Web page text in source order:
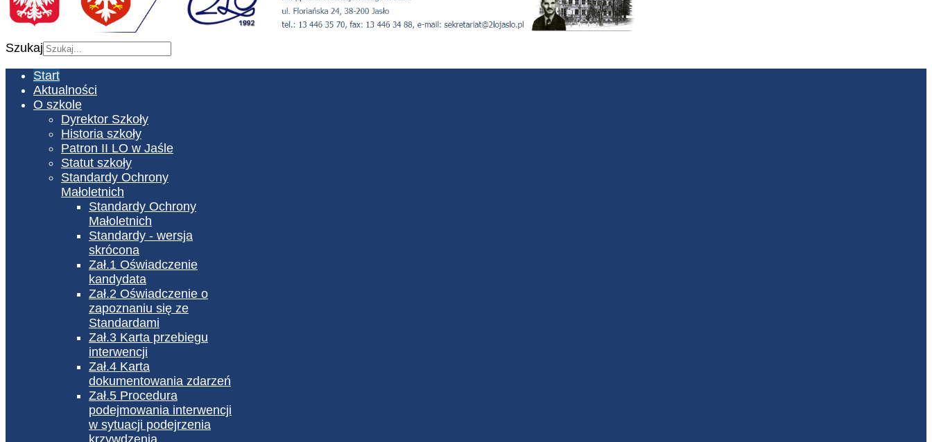
Szukaj
Start
Aktualności
O szkole
Dyrektor Szkoły
Historia szkoły
Patron II LO w Jaśle
Statut szkoły
Standardy Ochrony
Małoletnich
Standardy Ochrony
Małoletnich
Standardy - wersja
skrócona
Zał.1 Oświadczenie
kandydata
Zał.2 Oświadczenie o
zapoznaniu się ze
Standardami
Zał.3 Karta przebiegu
interwencji
Zał.4 Karta
dokumentowania zdarzeń
Zał.5 Procedura
podejmowania interwencji
w sytuacji podejrzenia